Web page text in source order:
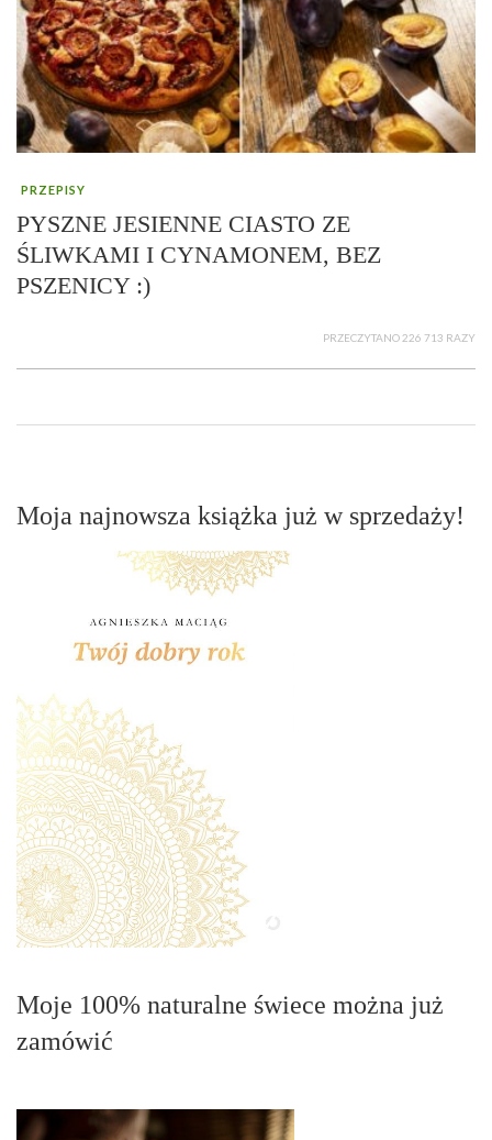
PRZEPISY
PYSZNE JESIENNE CIASTO ZE
ŚLIWKAMI I CYNAMONEM, BEZ
PSZENICY :)
PRZECZYTANO 226 713 RAZY
Moja najnowsza książka już w sprzedaży!
Moje 100% naturalne świece można już
zamówić